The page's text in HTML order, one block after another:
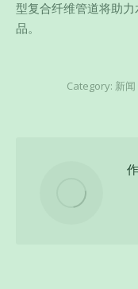
型复合纤维管道将助
品。
Category: 新闻